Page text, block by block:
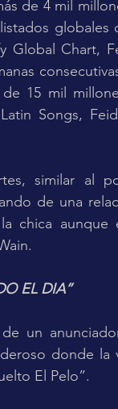
de 4 mil
globales
Global Chart,
15 mil
Songs,
similar al
de una
chica aunque
EL DIA”
un
donde
El Pelo”.